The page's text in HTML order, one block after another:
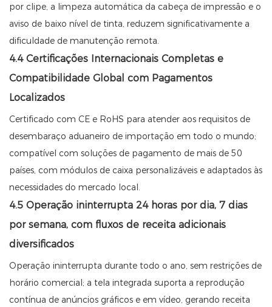
por clipe, a limpeza automática da cabeça de impressão e o
aviso de baixo nível de tinta, reduzem significativamente a
dificuldade de manutenção remota.
4.4 Certificações Internacionais Completas e
Compatibilidade Global com Pagamentos
Localizados
Certificado com CE e RoHS para atender aos requisitos de
desembaraço aduaneiro de importação em todo o mundo;
compatível com soluções de pagamento de mais de 50
países, com módulos de caixa personalizáveis ​​e adaptados às
necessidades do mercado local.
4.5 Operação ininterrupta 24 horas por dia, 7 dias
por semana, com fluxos de receita adicionais
diversificados
Operação ininterrupta durante todo o ano, sem restrições de
horário comercial; a tela integrada suporta a reprodução
contínua de anúncios gráficos e em vídeo, gerando receita